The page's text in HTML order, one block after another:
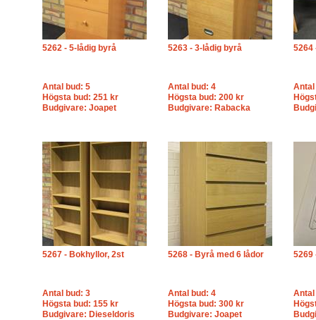
5262 - 5-lådig byrå
Antal bud: 5
Högsta bud: 251 kr
Budgivare: Joapet
5263 - 3-lådig byrå
Antal bud: 4
Högsta bud: 200 kr
Budgivare: Rabacka
5264
Antal
5267 - Bokhyllor, 2st
Antal bud: 3
Högsta bud: 155 kr
Budgivare: Dieseldoris
5268 - Byrå med 6 lådor
Antal bud: 4
Högsta bud: 300 kr
Budgivare: Joapet
5269
Antal